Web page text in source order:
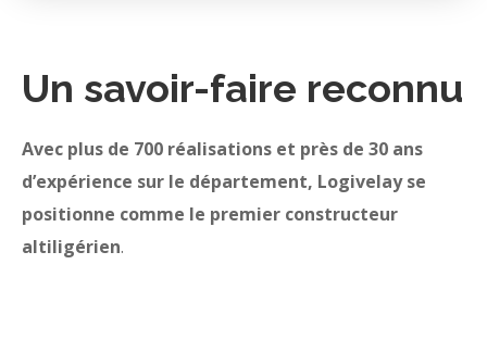
Un savoir-faire reconnu
Avec plus de 700 réalisations et près de 30 ans
d’expérience sur le département, Logivelay se
positionne comme le premier constructeur
altiligérien.